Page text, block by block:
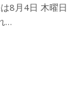
8月4日 木曜日
…